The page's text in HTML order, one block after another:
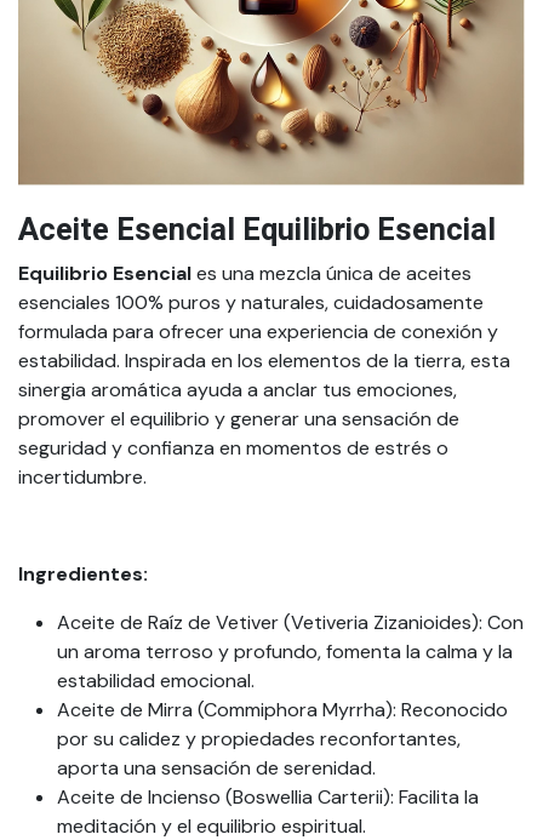
Aceite Esencial Equilibrio Esencial
Equilibrio Esenciales una mezcla única de aceites
esenciales 100% puros y naturales, cuidadosamente
formulada para ofrecer una experiencia de conexión y
estabilidad. Inspirada en los elementos de la tierra, esta
sinergia aromática ayuda a anclar tus emociones,
promover el equilibrio y generar una sensación de
seguridad y confianza en momentos de estrés o
incertidumbre.
Ingredientes:
Aceite de Raíz de Vetiver (Vetiveria Zizanioides): Con
un aroma terroso y profundo, fomenta la calma y la
estabilidad emocional.
Aceite de Mirra (Commiphora Myrrha): Reconocido
por su calidez y propiedades reconfortantes,
aporta una sensación de serenidad.
Aceite de Incienso (Boswellia Carterii): Facilita la
meditación y el equilibrio espiritual.